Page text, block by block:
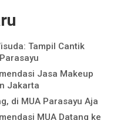
Tampil Cantik
Jasa Makeup
Jakarta
di MUA Parasayu Aja
MUA Datang ke